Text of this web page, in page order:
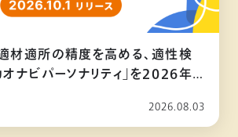
材適所の精度を高める、適性検
ナビパーソナリティ」を2026年
2026.08.03